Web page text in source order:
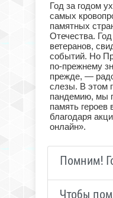
Год за годом
самых
памятных
Отечества.
ветеранов,
событий. Но
по-прежнему
прежде, —
слезы. В этом
пандемию, мы
память героев
благодаря
онлайн».
Помним!
Чтобы